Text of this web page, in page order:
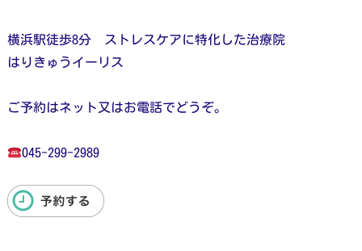
横浜駅徒歩8分 ストレスケアに特化した治療院
はりきゅうイーリス
ご予約はネット又はお電話でどうぞ。
045-299-2989